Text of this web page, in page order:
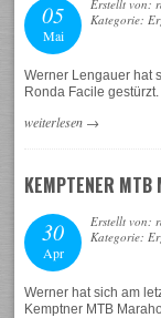
05
Mai
Erstellt von:
Kategorie:
Werner Lengauer hat
Ronda Facile gestürzt.
weiterlesen →
KEMPTENER MTB
30
Apr
Erstellt von:
Kategorie:
Werner hat sich am
Kemptner MTB